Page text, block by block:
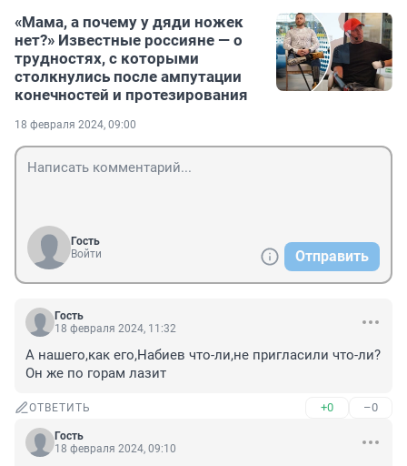
«Мама, а почему у дяди ножек
нет?» Известные россияне — о
трудностях, с которыми
столкнулись после ампутации
конечностей и протезирования
18 февраля 2024, 09:00
Гость
Войти
Отправить
Гость
18 февраля 2024, 11:32
А нашего,как его,Набиев что-ли,не пригласили что-ли?
Он же по горам лазит
ОТВЕТИТЬ +0 –0
Гость
18 февраля 2024, 09:10